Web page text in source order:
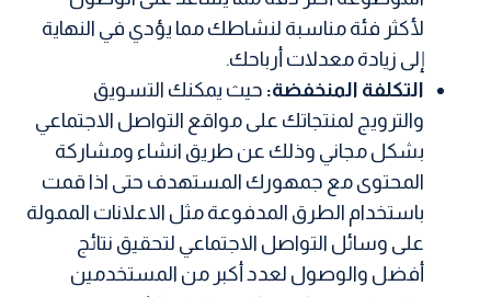
لأكثر فئة مناسبة لنشاطك مما يؤدي في النهاية
إلى زيادة معدلات أرباحك.
التكلفة المنخفضة: حيث يمكنك التسويق
والترويج لمنتجاتك على مواقع التواصل الاجتماعي
بشكل مجاني وذلك عن طريق انشاء ومشاركة
المحتوى مع جمهورك المستهدف حتى اذا قمت
باستخدام الطرق المدفوعة مثل الاعلانات الممولة
على وسائل التواصل الاجتماعي لتحقيق نتائج
أفضل والوصول لعدد أكبر من المستخدمين